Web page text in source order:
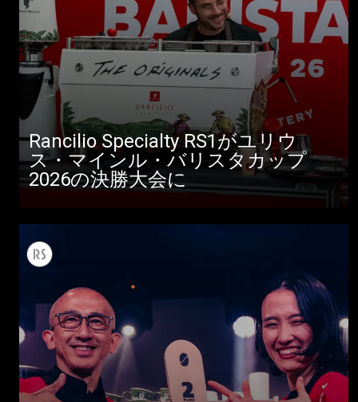
Rancilio Specialty RS1がユリウ
ス・マインル・バリスタカップ
2026の決勝大会に